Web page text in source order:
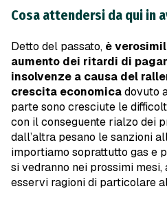
Cosa attendersi da qui in
Detto del passato, è
aumento dei ritardi di
insolvenze a causa del
crescita economicadovuto
parte sono cresciute le
con il conseguente rialzo dei
dall’altra pesano le sanzioni
importiamo soprattutto gas e
si vedranno nei prossimi mesi,
esservi ragioni di particolare